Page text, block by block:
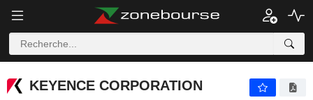
KEYENCE CORPORATION
KEYENCE CORPORATION